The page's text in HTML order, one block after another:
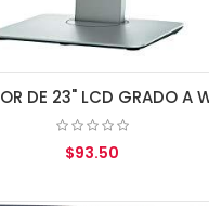
DE 23" LCD GRADO A
$93.50